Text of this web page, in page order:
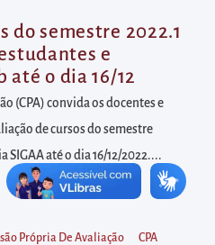
do semestre 2022.1
e
até o dia 16/12
(CPA) convida os docentes e
de cursos do semestre
até o dia 16/12/2022....
Própria De Avaliação CPA